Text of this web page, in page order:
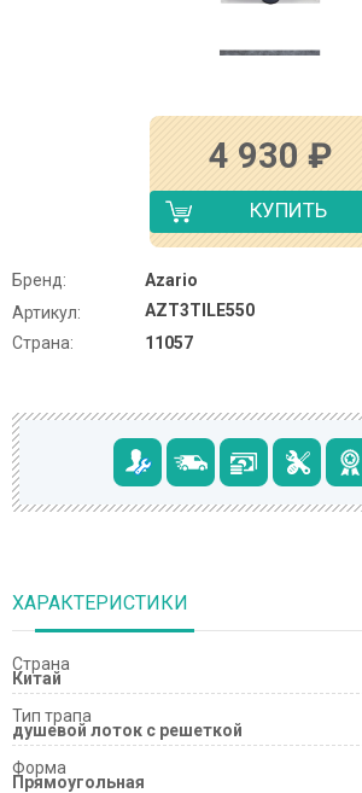
4 930 ₽
КУПИТЬ
Бренд:
Azario
Артикул:
AZT3TILE550
Страна:
11057
ХАРАКТЕРИСТИКИ
Страна
Китай
Тип трапа
душевой лоток с решеткой
Форма
Прямоугольная